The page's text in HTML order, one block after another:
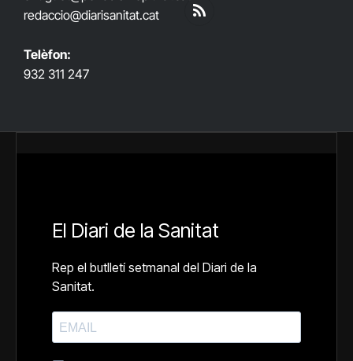
redaccio@diarisanitat.cat
Telèfon:
932 311 247
RSS